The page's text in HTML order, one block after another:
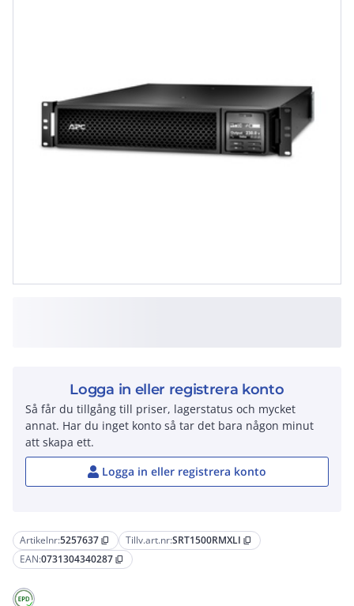
Artikelnr:5257637 content_copy Tillv.art.nr:SRT1500RMXLI content_copy
EAN:0731304340287 content_copy
Logga in eller registrera konto
Så får du tillgång till priser, lagerstatus och mycket
annat. Har du inget konto så tar det bara någon minut
att skapa ett.
Logga in eller registrera konto